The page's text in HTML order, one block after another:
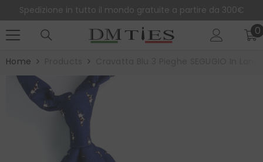
Spedizione in tutto il mondo gratuite a partire da 300€
00
Home